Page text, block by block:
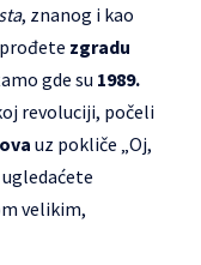
, znanog i kao
zgradu
gde su 1989.
revoluciji, počeli
uz pokliče „Oj,
velikim,